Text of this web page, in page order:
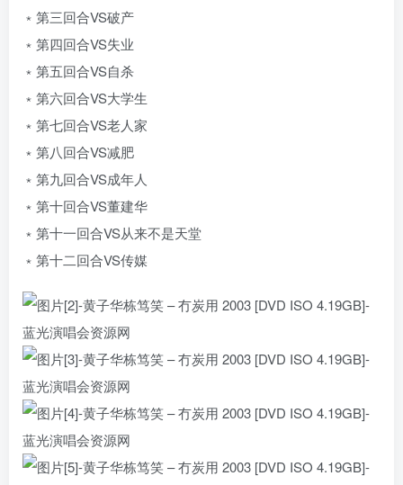
﹡第三回合VS破产
﹡第四回合VS失业
﹡第五回合VS自杀
﹡第六回合VS大学生
﹡第七回合VS老人家
﹡第八回合VS减肥
﹡第九回合VS成年人
﹡第十回合VS董建华
﹡第十一回合VS从来不是天堂
﹡第十二回合VS传媒